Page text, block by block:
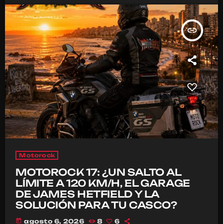
insert_link
Motorock
MOTOROCK 17: ¿UN SALTO AL
LÍMITE A 120 KM/H, EL GARAGE
DE JAMES HETFIELD Y LA
SOLUCIÓN PARA TU CASCO?
today agosto 6, 2026 8 6